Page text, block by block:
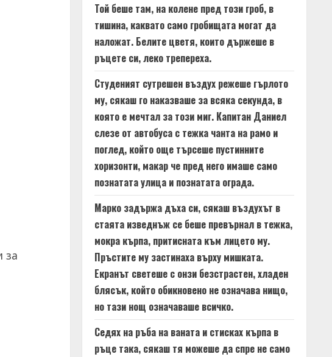
за
Той беше там, на колене пред този гроб, в
тишина, каквато само гробищата могат да
наложат. Белите цветя, които държеше в
ръцете си, леко трепереха.
Студеният сутрешен въздух режеше гърлото
му, сякаш го наказваше за всяка секунда, в
която е мечтал за този миг. Капитан Даниел
слезе от автобуса с тежка чанта на рамо и
поглед, който още търсеше пустинните
хоризонти, макар че пред него имаше само
познатата улица и познатата ограда.
Марко задържа дъха си, сякаш въздухът в
стаята изведнъж се беше превърнал в тежка,
мокра кърпа, притисната към лицето му.
Пръстите му застинаха върху мишката.
Екранът светеше с онзи безстрастен, хладен
блясък, който обикновено не означава нищо,
но тази нощ означаваше всичко.
Седях на ръба на ваната и стисках кърпа в
ръце така, сякаш тя можеше да спре не само